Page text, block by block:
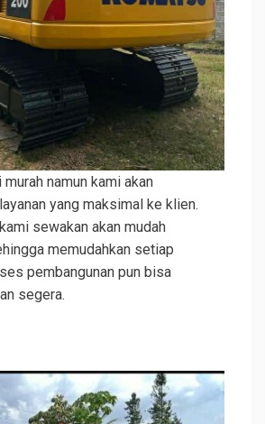
namun kami akan
yang maksimal ke klien.
sewakan akan mudah
memudahkan setiap
pembangunan pun bisa
segera.